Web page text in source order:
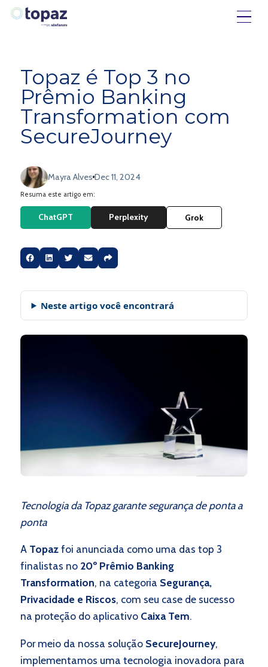
Topaz é Top 3 no
Prêmio Banking
Transformation com
SecureJourney
Mayra Alves Dec 11, 2024
Resuma este artigo em:
ChatGPT Perplexity Grok
Neste artigo você encontrará
Tecnologia da Topaz garante segurança de ponta a
ponta
A Topazfoi anunciada como uma das top 3
finalistas no 20º Prêmio Banking
Transformation, na categoria Segurança,
Privacidade e Riscos, com seu case de sucesso
na proteção do aplicativo Caixa Tem.
Por meio da nossa solução SecureJourney,
implementamos uma tecnologia inovadora para